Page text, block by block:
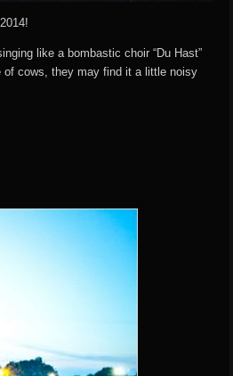
like a bombastic choir “Du Hast”
of cows, they may find it a little noisy